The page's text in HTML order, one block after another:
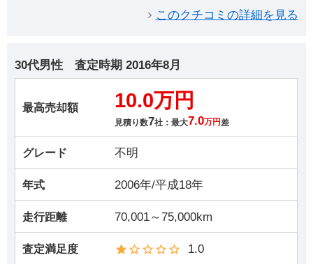
このクチコミの詳細を見る
30代男性 査定時期 2016年8月
最高売却額 10.0万円
見積り数7社：最大7.0万円 差
グレード 不明
年式 2006年/平成18年
走行距離 70,001～75,000km
査定満足度 1.0